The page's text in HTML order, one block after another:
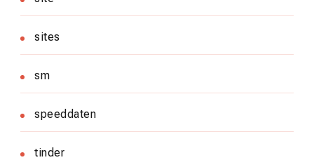
sites
sm
speeddaten
tinder